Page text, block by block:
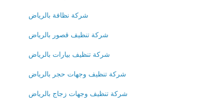
شركة نظافة بالرياض
شركة تنظيف قصور بالرياض
شركة تنظيف بيارات بالرياض
شركة تنظيف وجهات حجر بالرياض
شركة تنظيف وجهات زجاج بالرياض